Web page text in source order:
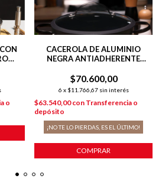
o
CACEROLA DE ALUMINIO
NEGRA ANTIADHERENTE
NEGRO
$70.600,00
6 x $11.766,67 sin interés
$63.540,00con Transferencia o
depósito
¡NO TE LO PIERDAS, ES EL ÚLTIMO!
COMPRAR